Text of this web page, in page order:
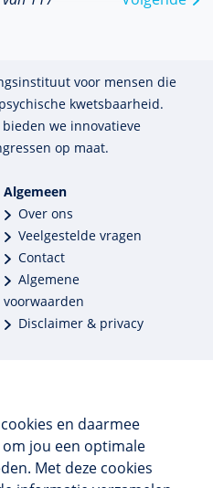
en daarmee
jou een optimale
Met deze cookies
voor mensen die
kwets­baar­heid.
we innova­tieve
op maat.
Algemeen
Over ons
Veelgestelde vragen
Contact
Algemene
voorwaarden
Disclaimer & privacy
opleidingen
in huis
CRKBO-geregistreerd